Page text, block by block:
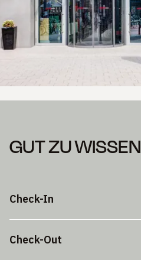
GUT ZU WISSEN
Check-In
Check-Out